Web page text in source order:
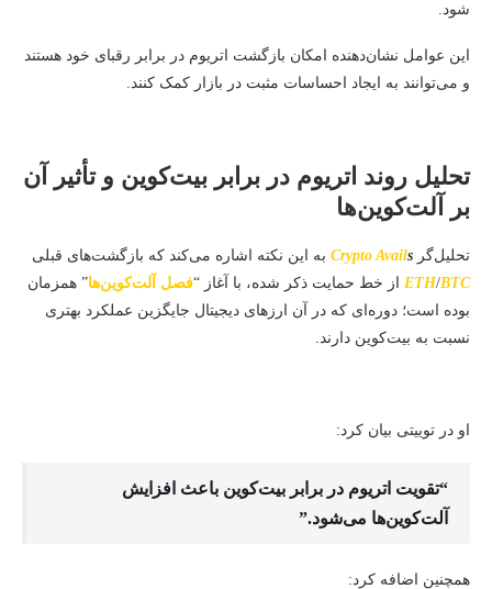
شود.
این عوامل نشان‌دهنده امکان بازگشت اتریوم در برابر رقبای خود هستند
و می‌توانند به ایجاد احساسات مثبت در بازار کمک کنند.
تحلیل روند اتریوم در برابر بیت‌کوین و تأثیر آن
بر آلت‌کوین‌ها
تحلیل‌گر CryptoAvails
به این نکته اشاره می‌کند که بازگشت‌های قبلی
ETH/BTC از خط حمایت ذکر شده، با آغاز “فصل آلت‌کوین‌ها” همزمان
بوده است؛ دوره‌ای که در آن ارزهای دیجیتال جایگزین عملکرد بهتری
نسبت به بیت‌کوین دارند.
او در توییتی بیان کرد:
“تقویت اتریوم در برابر بیت‌کوین باعث افزایش
آلت‌کوین‌ها می‌شود.”
همچنین اضافه کرد: